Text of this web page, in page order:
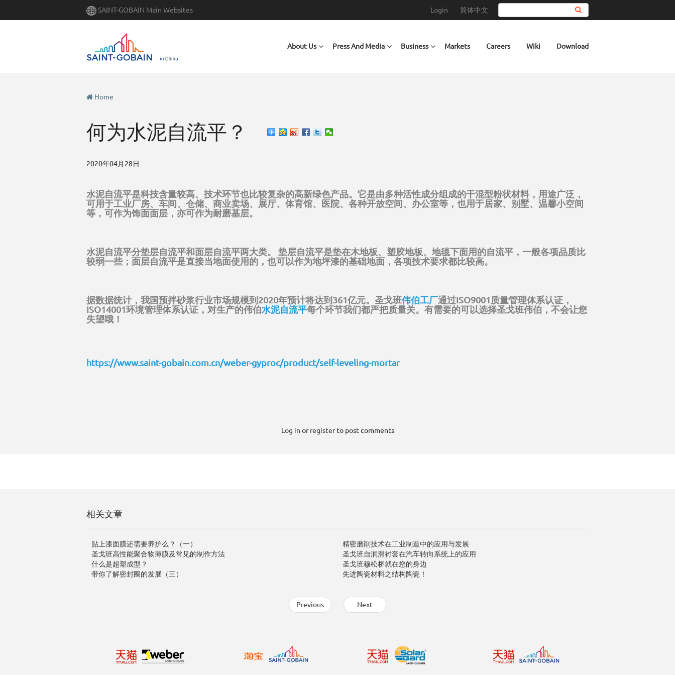
SAINT-GOBAIN Main Websites Login 简体中文
About Us Press And Media Business Markets Careers Wiki Download
Home
何为水泥自流平？
2020年04月28日
水泥自流平是科技含量较高、技术环节也比较复杂的高新绿色产品。它是由多种活性成分组成的干混型粉状材料，用途广泛，
可用于工业厂房、车间、仓储、商业卖场、展厅、体育馆、医院、各种开放空间、办公室等，也用于居家、别墅、温馨小空间
等，可作为饰面面层，亦可作为耐磨基层。
水泥自流平分垫层自流平和面层自流平两大类。 垫层自流平是垫在木地板、塑胶地板、地毯下面用的自流平，一般各项品质比
较弱一些；面层自流平是直接当地面使用的，也可以作为地坪漆的基础地面，各项技术要求都比较高。
据数据统计，我国预拌砂浆行业市场规模到2020年预计将达到361亿元。圣戈班伟伯工厂通过ISO9001质量管理体系认证，
ISO14001环境管理体系认证，对生产的伟伯水泥自流平每个环节我们都严把质量关。有需要的可以选择圣戈班伟伯，不会让您
失望哦！
https://www.saint-gobain.com.cn/weber-gyproc/product/self-leveling-mortar
Log in orregisterto post comments
相关文章
贴上漆面膜还需要养护么？（一）
圣戈班高性能聚合物薄膜及常见的制作方法
什么是超塑成型？
带你了解密封圈的发展（三）
精密磨削技术在工业制造中的应用与发展
圣戈班自润滑衬套在汽车转向系统上的应用
圣戈班穆松桥就在您的身边
先进陶瓷材料之结构陶瓷！
Previous Next